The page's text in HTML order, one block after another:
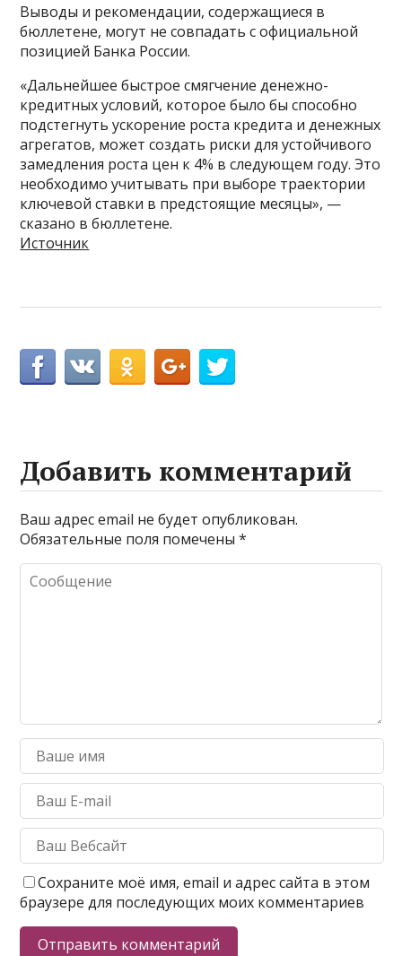
Выводы и рекомендации, содержащиеся в
бюллетене, могут не совпадать с официальной
позицией Банка России.
«Дальнейшее быстрое смягчение денежно-
кредитных условий, которое было бы способно
подстегнуть ускорение роста кредита и денежных
агрегатов, может создать риски для устойчивого
замедления роста цен к 4% в следующем году. Это
необходимо учитывать при выборе траектории
ключевой ставки в предстоящие месяцы», —
сказано в бюллетене.
Источник
Добавить комментарий
Ваш адрес email не будет опубликован.
Обязательные поля помечены*
Сохраните моё имя, email и адрес сайта в этом
браузере для последующих моих комментариев